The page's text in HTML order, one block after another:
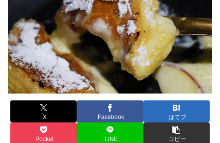
X Facebook はてブ
Pocket LINE コピー